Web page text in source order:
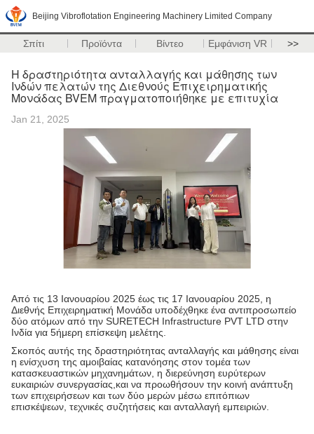
Beijing Vibroflotation Engineering Machinery Limited Company
Σπίτι Προϊόντα Βίντεο Εμφάνιση VR >>
Η δραστηριότητα ανταλλαγής και μάθησης των
Ινδών πελατών της Διεθνούς Επιχειρηματικής
Μονάδας BVEM πραγματοποιήθηκε με επιτυχία
Jan 21, 2025
Από τις 13 Ιανουαρίου 2025 έως τις 17 Ιανουαρίου 2025, η
Διεθνής Επιχειρηματική Μονάδα υποδέχθηκε ένα αντιπροσωπείο
δύο ατόμων από την SURETECH Infrastructure PVT LTD στην
Ινδία για 5ήμερη επίσκεψη μελέτης.
Σκοπός αυτής της δραστηριότητας ανταλλαγής και μάθησης είναι
η ενίσχυση της αμοιβαίας κατανόησης στον τομέα των
κατασκευαστικών μηχανημάτων, η διερεύνηση ευρύτερων
ευκαιριών συνεργασίας,και να προωθήσουν την κοινή ανάπτυξη
των επιχειρήσεων και των δύο μερών μέσω επιτόπιων
επισκέψεων, τεχνικές συζητήσεις και ανταλλαγή εμπειριών.